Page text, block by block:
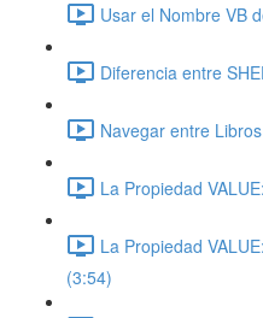
Usar el Nombre VB
Diferencia entre
Navegar entre
La Propiedad
La Propiedad
(3:54)